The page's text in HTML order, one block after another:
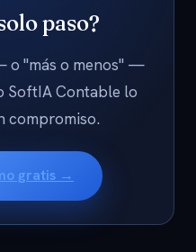
paso?
o "más o menos" —
SoftIA Contable lo
compromiso.
gratis →